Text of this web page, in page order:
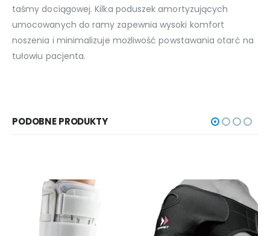
taśmy dociągowej. Kilka poduszek amortyzujących
umocowanych do ramy zapewnia wysoki komfort
noszenia i minimalizuje możliwość powstawania otarć na
tułowiu pacjenta.
PODOBNE PRODUKTY